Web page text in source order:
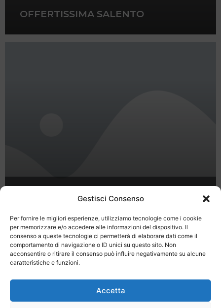
Gestisci Consenso
Per fornire le migliori esperienze, utilizziamo tecnologie come i cookie
per memorizzare e/o accedere alle informazioni del dispositivo. Il
consenso a queste tecnologie ci permetterà di elaborare dati come il
comportamento di navigazione o ID unici su questo sito. Non
acconsentire o ritirare il consenso può influire negativamente su alcune
caratteristiche e funzioni.
Accetta
OFFERTISSIMA SALENTO
SPECIALE LUGLIO!!!! Hermes Hotel
1 2